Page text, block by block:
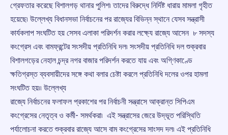
গ্রেফতার করেছে বিশালগড় থানার পুলিশ৷ তাদের বিরুদ্ধে নির্দিষ্ট ধারায় মামলা গৃহীত
হয়েছে৷ উল্লেখ্য বিধানসভা নির্বাচনের পর রাজ্যের বিভিন্ন স্থানে যেসব সন্ত্রাসী
কার্যকলাপ সংঘটিত হয় সেসব এলাকা পরিদর্শন করার লক্ষ্যে রাজ্যে আসেন ৮ সদস্য
কংগ্রেস এবং বামফ্রন্টের সংসদীয় প্রতিনিধি দল৷ সংসদীয় প্রতিনিধি দল শুক্রবার
বিশালগড়ের নেহাল চন্দ্র নগর বাজার পরিদর্শন করতে যায় এবং অগ্ণিকাণ্ডে
ক্ষতিগ্রস্ত ব্যবসায়ীদের সঙ্গে কথা বলার চেষ্টা করলে প্রতিনিধি দলের ওপর হামলা
সংঘটিত হয়৷৷ উল্লেখ্য
রাজ্যে নির্বাচনের ফলাফল প্রকাশের পর নির্বাচনী সন্ত্রাসে আক্রান্ত সিপিএম
কংগ্রেসের নেতৃত্ব ও কর্মী- সমর্থকরা৷ এই সন্ত্রাসের জেরে উদ্ভূত পরিস্থিতি
পর্যালোচনা করতে শুক্রবার রাজ্যে আসে বাম কংগ্রেসের সাংসদ দল৷ এই প্রতিনিধি